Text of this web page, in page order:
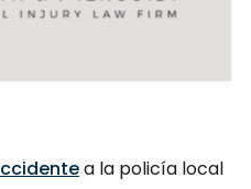
a la policía local